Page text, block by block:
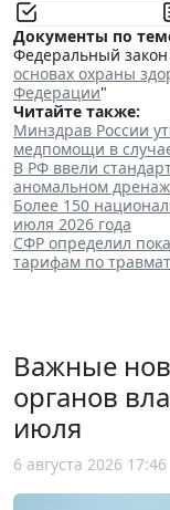
Документы по
Федеральный
основах охраны
Федерации"
Читайте также:
Минздрав России
медпомощи в
В РФ ввели
аномальном
Более 150
июля 2026 года
СФР определил
тарифам по
Важные
органов
июля
6 августа 2026 17:46